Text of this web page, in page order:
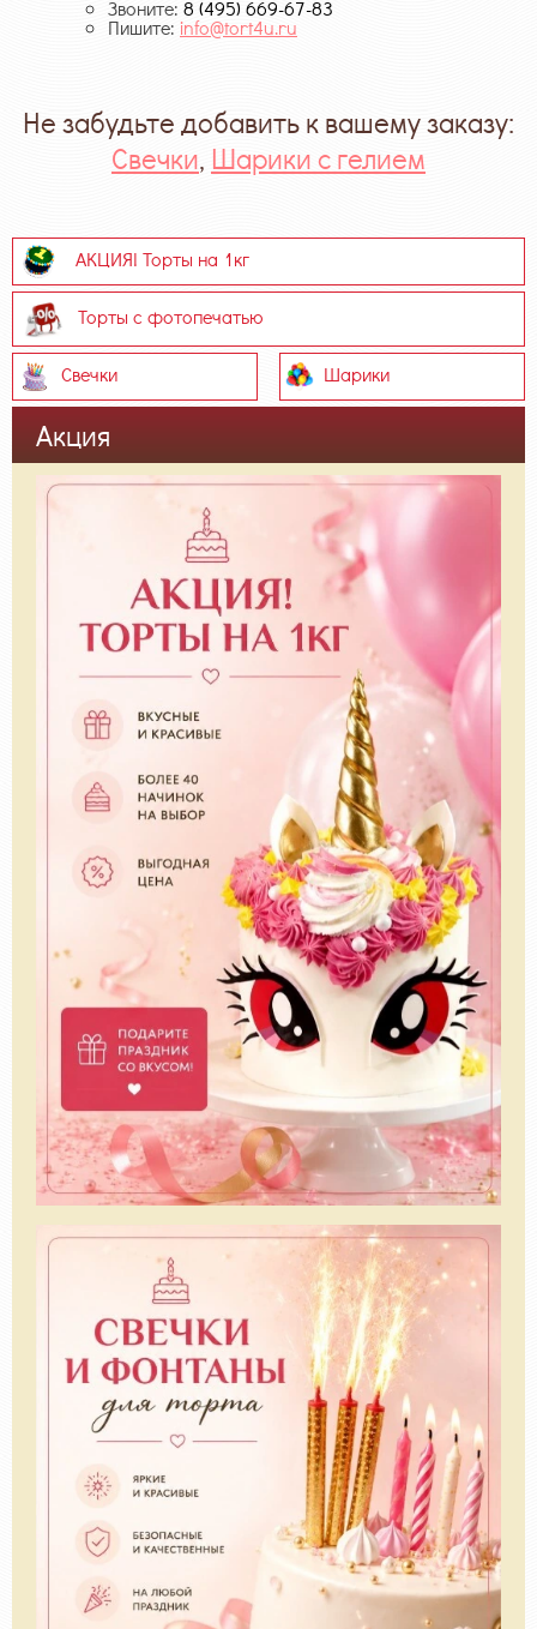
Звоните: 8 (495) 669-67-83
Пишите: info@tort4u.ru
Не забудьте добавить к вашему заказу:
Свечки, Шарики с гелием
АКЦИЯ! Торты на 1кг
Торты с фотопечатью
Шарики
Свечки
Акция